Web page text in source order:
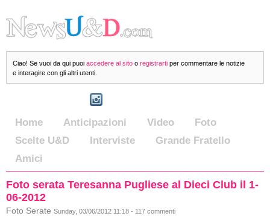
Ciao! Se vuoi da qui puoi accedere al sito o registrarti per commentare le notizie
e interagire con gli altri utenti.
Home Anticipazioni Video
Foto
Scelte U&D
Interviste
Grande Fratello
Amici
Foto serata Teresanna Pugliese al Dieci Club il 1-
06-2012
Foto Serate Sunday, 03/06/2012 11:18 - 117 commenti